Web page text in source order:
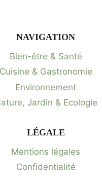
NAVIGATION
Bien-être & Santé
Cuisine & Gastronomie
Environnement
Jardin & Ecologie
LÉGALE
Mentions légales
Confidentialité